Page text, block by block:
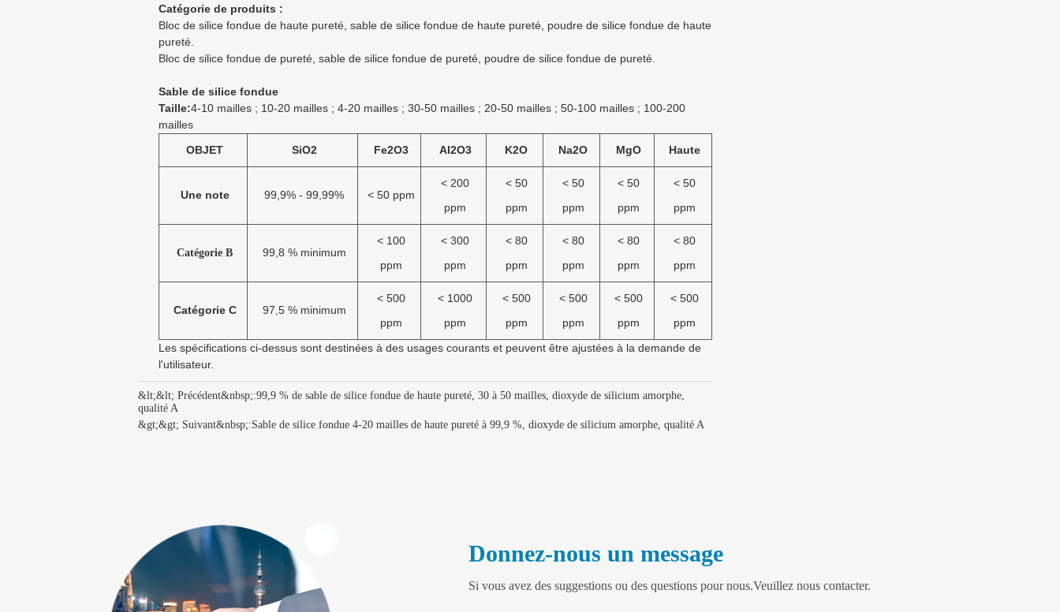
Catégorie de produits :
Bloc de silice fondue de haute pureté, sable de silice fondue de haute pureté, poudre de silice fondue de haute
pureté.
Bloc de silice fondue de pureté, sable de silice fondue de pureté, poudre de silice fondue de pureté.
Sable de silice fondue
Taille:4-10 mailles ; 10-20 mailles ; 4-20 mailles ; 30-50 mailles ; 20-50 mailles ; 50-100 mailles ; 100-200
mailles
OBJET
SiO2 Fe2O3 Al2O3 K2O Na2O MgO Haute
Une note 99,9% - 99,99% < 50 ppm
< 200
ppm
< 50
ppm
< 50
ppm
< 50
ppm
< 50
ppm
Catégorie B 99,8 % minimum
< 100
ppm
< 300
ppm
< 80
ppm
< 80
ppm
< 80
ppm
< 80
ppm
Catégorie C 97,5 % minimum
< 500
ppm
< 1000
ppm
< 500
ppm
< 500
ppm
< 500
ppm
< 500
ppm
Les spécifications ci-dessus sont destinées à des usages courants et peuvent être ajustées à la demande de
l'utilisateur.
&lt;&lt; Précédent&nbsp;:99,9 % de sable de silice fondue de haute pureté, 30 à 50 mailles, dioxyde de silicium amorphe,
qualité A
&gt;&gt; Suivant&nbsp;:Sable de silice fondue 4-20 mailles de haute pureté à 99,9 %, dioxyde de silicium amorphe, qualité A
Donnez-nous un message
Si vous avez des suggestions ou des questions pour nous.Veuillez nous contacter.